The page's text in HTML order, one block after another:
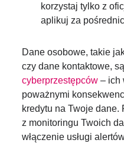
korzystaj tylko z
aplikuj za
Dane osobowe, takie
czy dane kontaktowe,
cyberprzestępców – ich
poważnymi
kredytu na Twoje dane.
z monitoringu Twoich
włączenie usługi